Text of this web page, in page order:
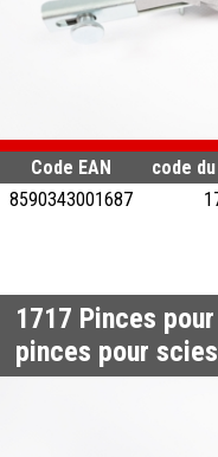
Code EAN code
8590343001687
1717 Pinces
pinces pour